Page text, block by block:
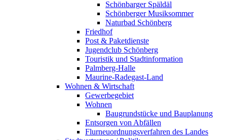
Schönbarger Späldäl
Schönberger Musiksommer
Naturbad Schönberg
Friedhof
Post & Paketdienste
Jugendclub Schönberg
Touristik und Stadtinformation
Palmberg-Halle
Maurine-Radegast-Land
Wohnen & Wirtschaft
Gewerbegebiet
Wohnen
Baugrundstücke und Bauplanung
Entsorgen von Abfällen
Flurneuordnungsverfahren des Landes